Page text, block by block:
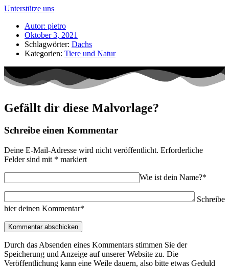
Unterstütze uns
Autor: pietro
Oktober 3, 2021
Schlagwörter: Dachs
Kategorien: Tiere und Natur
Gefällt dir diese Malvorlage?
Schreibe einen Kommentar
Deine E-Mail-Adresse wird nicht veröffentlicht. Erforderliche
Felder sind mit * markiert
Wie ist dein Name?*
Schreibe
hier deinen Kommentar*
Durch das Absenden eines Kommentars stimmen Sie der
Speicherung und Anzeige auf unserer Website zu. Die
Veröffentlichung kann eine Weile dauern, also bitte etwas Geduld